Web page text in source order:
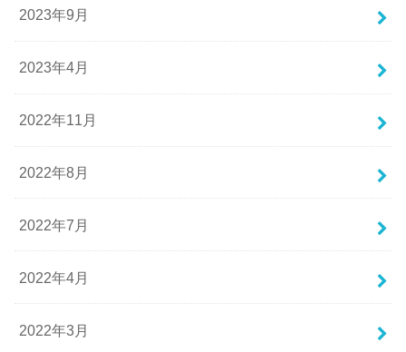
2023年9月
2023年4月
2022年11月
2022年8月
2022年7月
2022年4月
2022年3月